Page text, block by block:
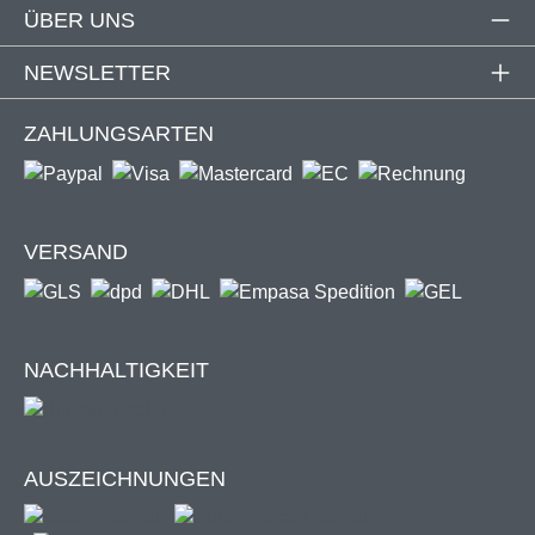
Schwarzes Filatec® Gewebe
Umlaufende Bürstendichtung
Befestigung am vorhandenen Fensterrahmen
Auflagefläche: 12 mm
Wie messe ich richtig?
zur Anleitung
ÜBER UNS
NEWSLETTER
ZAHLUNGSARTEN
VERSAND
NACHHALTIGKEIT
AUSZEICHNUNGEN